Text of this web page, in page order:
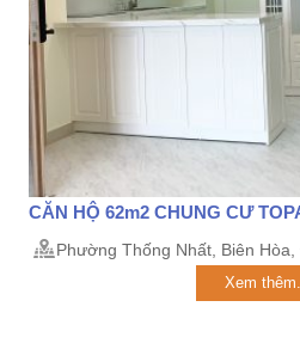
CĂN HỘ 62m2 CHUNG CƯ
Phường Thống Nhất, Biên
Xem